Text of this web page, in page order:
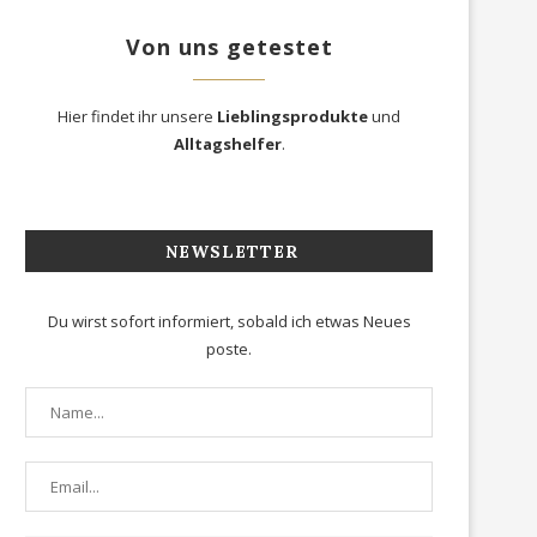
Von uns getestet
Hier findet ihr unsere Lieblingsprodukteund
Alltagshelfer.
NEWSLETTER
Du wirst sofort informiert, sobald ich etwas Neues
poste.